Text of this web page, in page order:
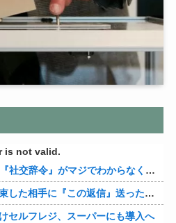
is not valid.
辞令』がマジでわからなくて怖い
『この返信』送ったらブロックされたんやが…
セルフレジ、スーパーにも導入へ